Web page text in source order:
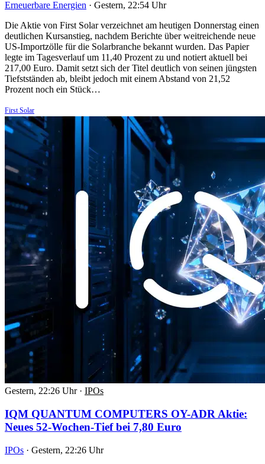
Erneuerbare Energien · Gestern, 22:54 Uhr
Die Aktie von First Solar verzeichnet am heutigen Donnerstag einen
deutlichen Kursanstieg, nachdem Berichte über weitreichende neue
US-Importzölle für die Solarbranche bekannt wurden. Das Papier
legte im Tagesverlauf um 11,40 Prozent zu und notiert aktuell bei
217,00 Euro. Damit setzt sich der Titel deutlich von seinen jüngsten
Tiefstständen ab, bleibt jedoch mit einem Abstand von 21,52
Prozent noch ein Stück…
First Solar
Gestern, 22:26 Uhr · IPOs
IQM QUANTUM COMPUTERS OY-ADR Aktie:
Neues 52-Wochen-Tief bei 7,80 Euro
IPOs · Gestern, 22:26 Uhr